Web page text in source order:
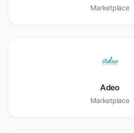
Marketplace
Adeo
Marketplace